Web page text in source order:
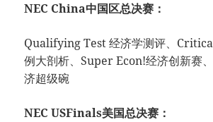
NEC China中国区总决赛：
Qualifying Test 经济学测评、
例大剖析、Super Econ!经济创新赛
济超级碗
NEC USFinals美国总决赛：